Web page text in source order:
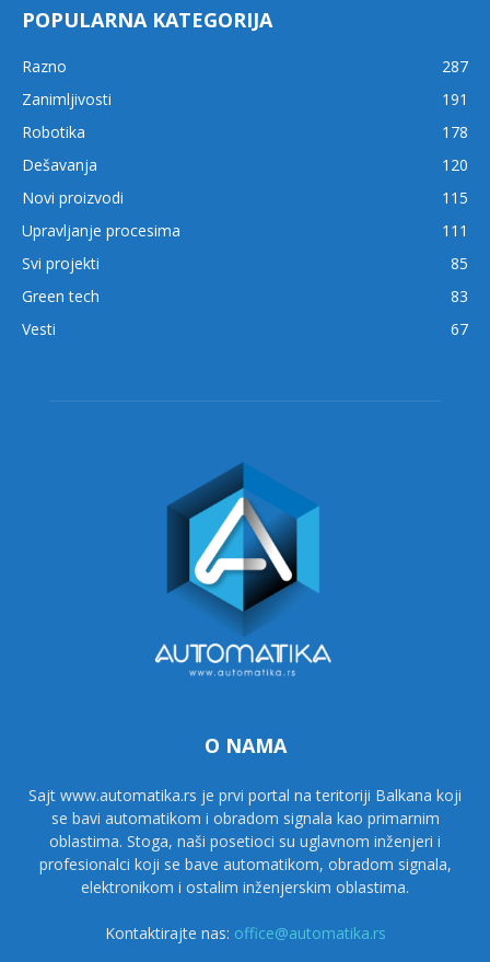
POPULARNA KATEGORIJA
Razno
287
Zanimljivosti
191
Robotika
178
Dešavanja
120
Novi proizvodi
115
Upravljanje procesima
111
Svi projekti
85
Green tech
83
Vesti
67
O NAMA
Sajt www.automatika.rs je prvi portal na teritoriji Balkana koji
se bavi automatikom i obradom signala kao primarnim
oblastima. Stoga, naši posetioci su uglavnom inženjeri i
profesionalci koji se bave automatikom, obradom signala,
elektronikom i ostalim inženjerskim oblastima.
Kontaktirajte nas: office@automatika.rs